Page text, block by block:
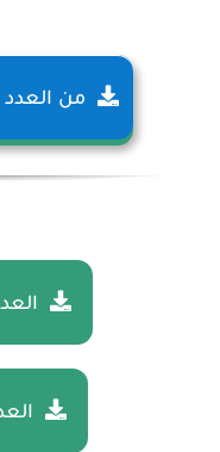
من العدد 25 – حتى العدد 36 (PDF)